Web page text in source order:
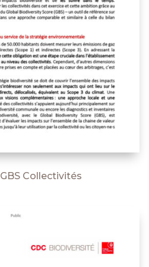
GBS Collectivités